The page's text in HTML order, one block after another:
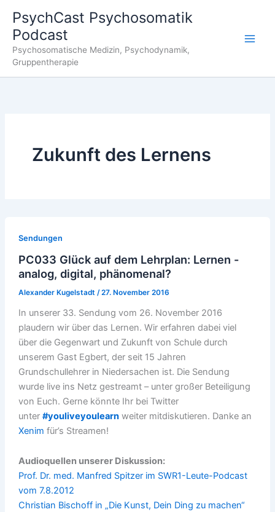
Inhalt
springen
PsychCast Psychosomatik
Podcast
Psychosomatische Medizin, Psychodynamik,
Gruppentherapie
Zukunft des Lernens
Sendungen
PC033 Glück auf dem Lehrplan: Lernen -
analog, digital, phänomenal?
Alexander Kugelstadt /27. November 2016
In unserer 33. Sendung vom 26. November 2016
plaudern wir über das Lernen. Wir erfahren dabei viel
über die Gegenwart und Zukunft von Schule durch
unserem Gast Egbert, der seit 15 Jahren
Grundschullehrer in Niedersachen ist. Die Sendung
wurde live ins Netz gestreamt – unter großer Beteiligung
von Euch. Gerne könnte Ihr bei Twitter
unter #youliveyoulearn weiter mitdiskutieren. Danke an
Xenim für’s Streamen!
Audioquellen unserer Diskussion:
Prof. Dr. med. Manfred Spitzer im SWR1-Leute-Podcast
vom 7.8.2012
Christian Bischoff in „Die Kunst, Dein Ding zu machen“